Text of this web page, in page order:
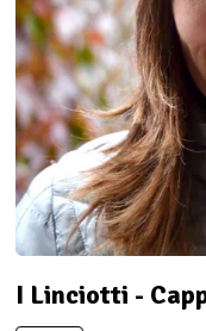
I Linciotti -